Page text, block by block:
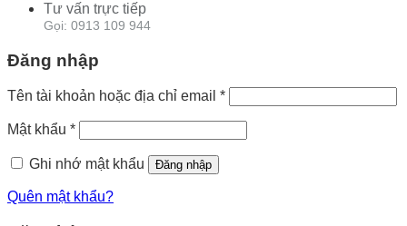
Tư vấn trực tiếp
Gọi: 0913 109 944
Đăng nhập
Tên tài khoản hoặc địa chỉ email *
Mật khẩu *
Ghi nhớ mật khẩu Đăng nhập
Quên mật khẩu?